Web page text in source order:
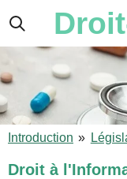
Passer
contenu
principal
Introduction »
Droit à